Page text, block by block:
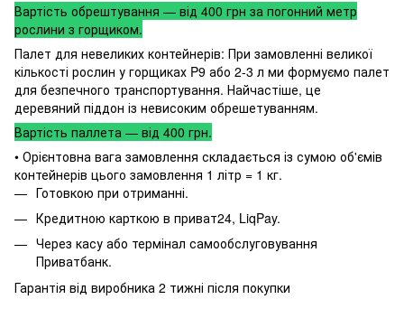
Вартість обрештування — від 400 грн за погонний метр
рослини з горщиком.
Палет для невеликих контейнерів: При замовленні великої
кількості рослин у горщиках P9 або 2-3 л ми формуємо палет
для безпечного транспортування. Найчастіше, це
деревяний піддон із невисоким обрешетуванням.
Вартість паллета — від 400 грн.
• Орієнтовна вага замовлення складається із сумою об'ємів
контейнерів цього замовлення 1 літр = 1 кг.
Готовкою при отриманні.
Кредитною карткою в приват24, LiqPay.
Через касу або термінал самообслуговування
Приватбанк.
Гарантія від виробника 2 тижні після покупки